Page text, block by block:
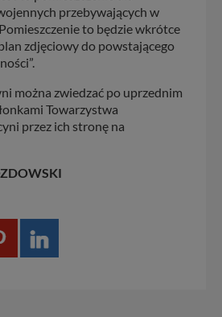
przebywających w
to będzie wkrótce
zdjęciowy do powstającego
można zwiedzać po uprzednim
Towarzystwa
przez ich stronę na